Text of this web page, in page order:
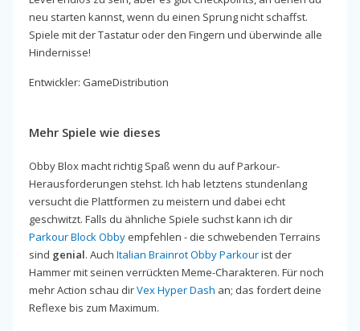
neu starten kannst, wenn du einen Sprung nicht schaffst.
Spiele mit der Tastatur oder den Fingern und überwinde alle
Hindernisse!
Entwickler: GameDistribution
Mehr Spiele wie dieses
Obby Blox macht richtig Spaß wenn du auf Parkour-
Herausforderungen stehst. Ich hab letztens stundenlang
versucht die Plattformen zu meistern und dabei echt
geschwitzt. Falls du ähnliche Spiele suchst kann ich dir
Parkour Block Obby empfehlen - die schwebenden Terrains
sind genial. Auch Italian Brainrot Obby Parkourist der
Hammer mit seinen verrückten Meme-Charakteren. Für noch
mehr Action schau dirVex Hyper Dash an; das fordert deine
Reflexe bis zum Maximum.